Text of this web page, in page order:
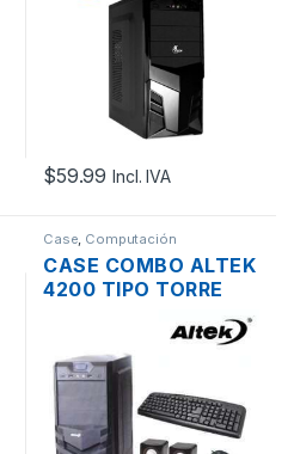
$59.99 Incl. IVA
Case Computación
CASE COMBO ALTEK
4200 TIPO TORRE
MOUSE + TECLADO +
PARLANTES